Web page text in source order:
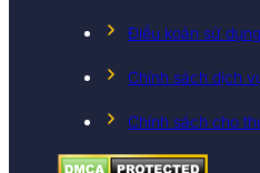
Điều koản sử dụng
Chính sách dịch
Chính sách cho